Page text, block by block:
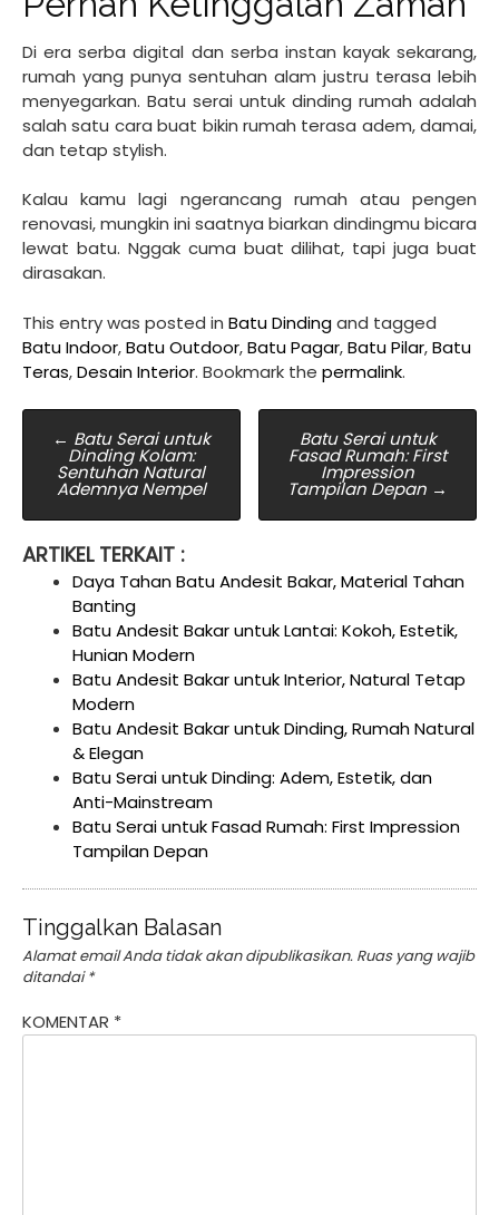
Di era serba digital dan serba instan kayak sekarang,
rumah yang punya sentuhan alam justru terasa lebih
menyegarkan. Batu serai untuk dinding rumah adalah
salah satu cara buat bikin rumah terasa adem, damai,
dan tetap stylish.
Kalau kamu lagi ngerancang rumah atau pengen
renovasi, mungkin ini saatnya biarkan dindingmu bicara
lewat batu. Nggak cuma buat dilihat, tapi juga buat
dirasakan.
This entry was posted in Batu Dindingand tagged
Batu Indoor,Batu Outdoor,Batu Pagar,Batu Pilar,Batu
Teras,Desain Interior. Bookmark the permalink.
Post
navigation
← Batu Serai untuk
Dinding Kolam:
Sentuhan Natural
Ademnya Nempel
Batu Serai untuk
Fasad Rumah: First
Impression
Tampilan Depan →
ARTIKEL TERKAIT :
Daya Tahan Batu Andesit Bakar, Material Tahan
Banting
Batu Andesit Bakar untuk Lantai: Kokoh, Estetik,
Hunian Modern
Batu Andesit Bakar untuk Interior, Natural Tetap
Modern
Batu Andesit Bakar untuk Dinding, Rumah Natural
& Elegan
Batu Serai untuk Dinding: Adem, Estetik, dan
Anti-Mainstream
Batu Serai untuk Fasad Rumah: First Impression
Tampilan Depan
Tinggalkan Balasan
Alamat email Anda tidak akan dipublikasikan. Ruas yang wajib
ditandai*
KOMENTAR *